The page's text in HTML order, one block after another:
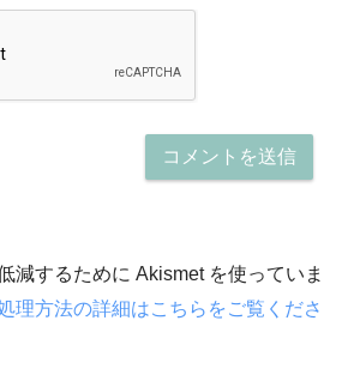
減するために Akismet を使っていま
理方法の詳細はこちらをご覧くださ